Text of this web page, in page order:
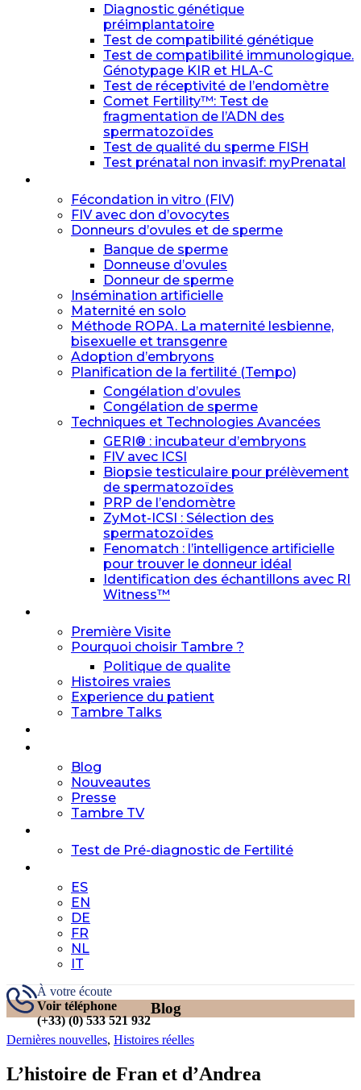
Diagnostic génétique
préimplantatoire
Test de compatibilité génétique
Test de compatibilité immunologique.
Génotypage KIR et HLA-C
Test de réceptivité de l’endomètre
Comet Fertility™: Test de
fragmentation de l’ADN des
spermatozoïdes
Test de qualité du sperme FISH
Test prénatal non invasif: myPrenatal
Fécondation in vitro (FIV)
FIV avec don d’ovocytes
Donneurs d’ovules et de sperme
Banque de sperme
Donneuse d’ovules
Donneur de sperme
Insémination artificielle
Maternité en solo
Méthode ROPA. La maternité lesbienne,
bisexuelle et transgenre
Adoption d’embryons
Planification de la fertilité (Tempo)
Congélation d’ovules
Congélation de sperme
Techniques et Technologies Avancées
GERI® : incubateur d’embryons
FIV avec ICSI
Biopsie testiculaire pour prélèvement
de spermatozoïdes
PRP de l’endomètre
ZyMot-ICSI : Sélection des
spermatozoïdes
Fenomatch : l’intelligence artificielle
pour trouver le donneur idéal
Identification des échantillons avec RI
Witness™
Première Visite
Pourquoi choisir Tambre ?
Politique de qualite
Histoires vraies
Experience du patient
Tambre Talks
Blog
Nouveautes
Presse
Tambre TV
Test de Pré-diagnostic de Fertilité
ES
EN
DE
FR
NL
IT
À votre écoute
Voir téléphone
(+33) (0) 533 521 932
Blog
Dernières nouvelles, Histoires réelles
L’histoire de Fran et d’Andrea